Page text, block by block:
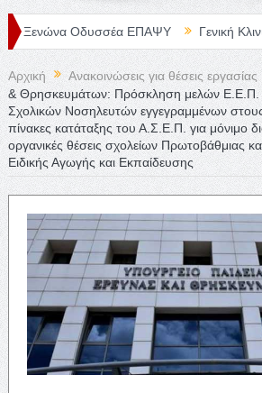
Οδυσσέα ΕΠΑΨΥ Γενική Κλινική
Αρχική Ανακοινώσεις για θέσεις εργασίας
& Θρησκευμάτων: Πρόσκληση μελών
Σχολικών Νοσηλευτών εγγεγραμμένων στους
πίνακες κατάταξης του Α.Σ.Ε.Π. για μόνιμο
οργανικές θέσεις σχολείων Πρωτοβάθμιας
Ειδικής Αγωγής και Εκπαίδευσης